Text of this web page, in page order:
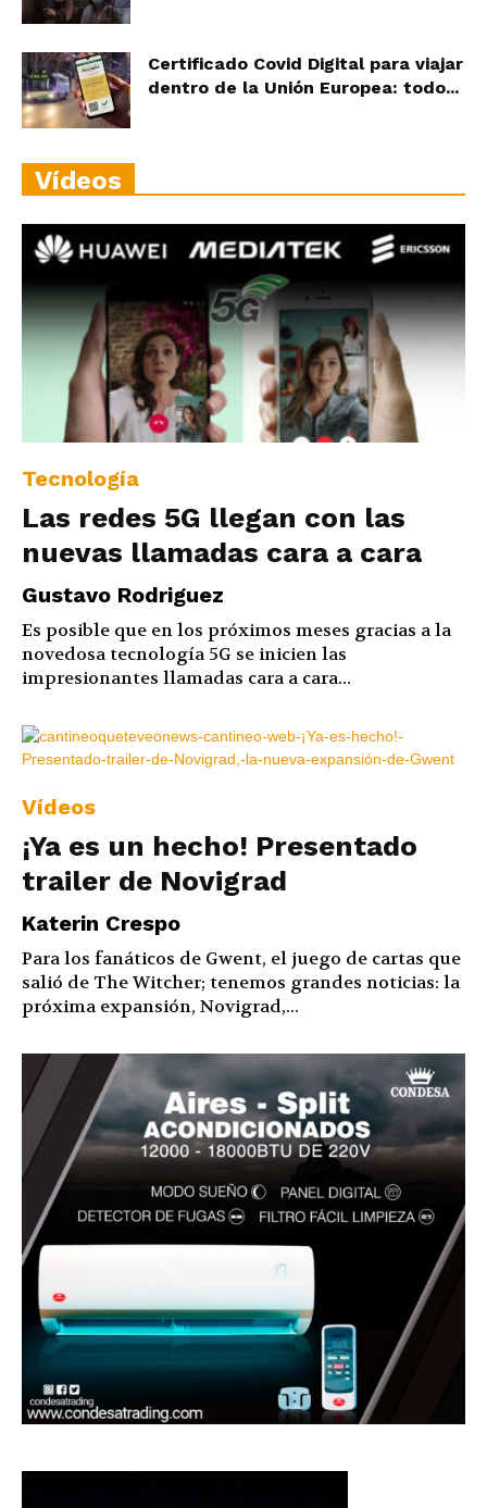
Certificado Covid Digital para viajar
dentro de la Unión Europea: todo...
Vídeos
Tecnología
Las redes 5G llegan con las
nuevas llamadas cara a cara
Gustavo Rodriguez
Es posible que en los próximos meses gracias a la
novedosa tecnología 5G se inicien las
impresionantes llamadas cara a cara...
Vídeos
¡Ya es un hecho! Presentado
trailer de Novigrad
Katerin Crespo
Para los fanáticos de Gwent, el juego de cartas que
salió de The Witcher; tenemos grandes noticias: la
próxima expansión, Novigrad,...